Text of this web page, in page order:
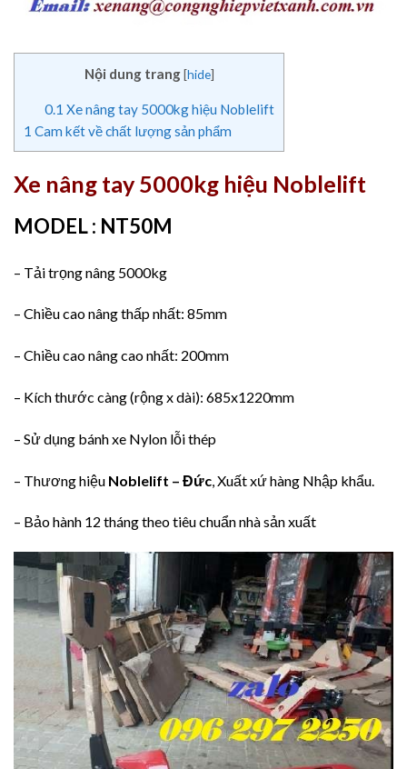
Nội dung trang [hide]
0.1 Xe nâng tay 5000kg hiệu Noblelift
1 Cam kết về chất lượng sản phẩm
Xe nâng tay 5000kg hiệu Noblelift
MODEL : NT50M
– Tải trọng nâng 5000kg
– Chiều cao nâng thấp nhất: 85mm
– Chiều cao nâng cao nhất: 200mm
– Kích thước càng (rộng x dài): 685x1220mm
– Sử dụng bánh xe Nylon lỗi thép
– Thương hiệu Noblelift – Đức , Xuất xứ hàng Nhập khẩu.
– Bảo hành 12 tháng theo tiêu chuẩn nhà sản xuất